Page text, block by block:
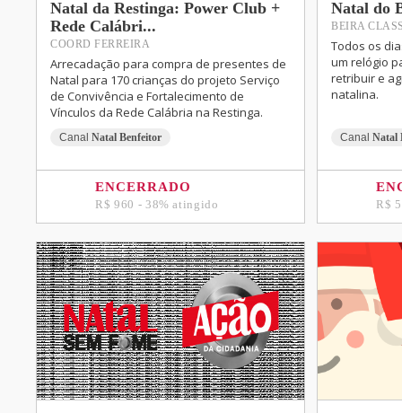
Natal da Restinga: Power Club +
Rede Calábri...
COORD FERREIRA
Arrecadação para compra de presentes de
Natal para 170 crianças do projeto Serviço
de Convivência e Fortalecimento de
Vínculos da Rede Calábria na Restinga.
Canal Natal Benfeitor
ENCERRADO
R$ 960 - 38% atingido
Natal do
BEIRA
Todos os
um relógio
retribuir e
natalina.
Canal Natal
R$